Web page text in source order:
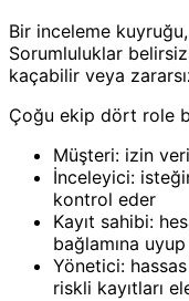
Bir inceleme
Sorumluluklar
kaçabilir veya
Çoğu ekip dört role
Müşteri: izin
İnceleyici:
kontrol eder
Kayıt sahibi:
bağlamına uyup
Yönetici:
riskli kayıtları